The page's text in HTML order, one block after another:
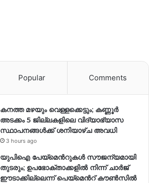
Popular Comments
കനത്ത മഴയും വെള്ളക്കെട്ടും; കണ്ണൂർ
അടക്കം 5 ജില്ലകളിലെ വിദ്യാഭ്യാസ
സ്ഥാപനങ്ങള്‍ക്ക് ശനിയാഴ്ച അവധി
3 hours ago
യുപിഐ പേയ്മെന്‍റുകൾ സൗജന്യമായി
തുടരും; ഉപഭോക്താക്കളിൽ നിന്ന് ചാർജ്
ഈടാക്കില്ലെന്ന് പെയ്മെന്‍റ് കൗൺസിൽ